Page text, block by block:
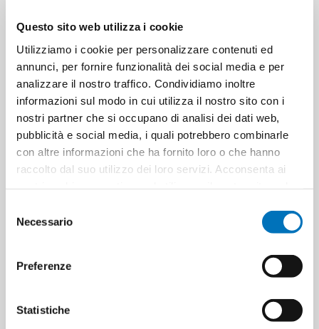
Questo sito web utilizza i cookie
Utilizziamo i cookie per personalizzare contenuti ed
annunci, per fornire funzionalità dei social media e per
analizzare il nostro traffico. Condividiamo inoltre
informazioni sul modo in cui utilizza il nostro sito con i
nostri partner che si occupano di analisi dei dati web,
pubblicità e social media, i quali potrebbero combinarle
con altre informazioni che ha fornito loro o che hanno
raccolto dal suo utilizzo dei loro servizi. Acconsenta ai
delNecessario
Preferenze
Statistiche
CONTATTACI
Una sorprendente sensazione di untocco soffice,
autentico eoriginaleche avvolge te e i tuoi cari in un
momento di comfort, un momento che solo unacarezza
sa offrire.
ETICHETTA DEL PRODOTTO 5029053015101
HANNO ACQUISTATO ANCHE